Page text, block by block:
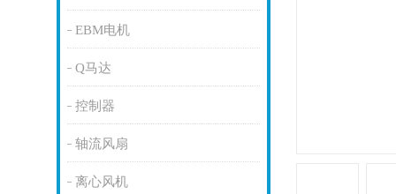
EBM电机
Q马达
控制器
轴流风扇
离心风机